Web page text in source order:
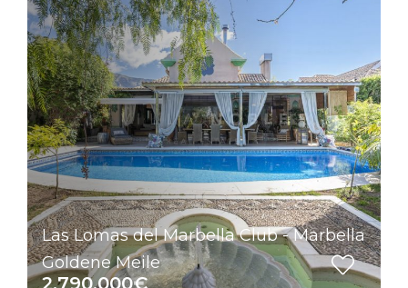
Las Lomas del Marbella Club - Marbella
Goldene Meile
2.790.000€